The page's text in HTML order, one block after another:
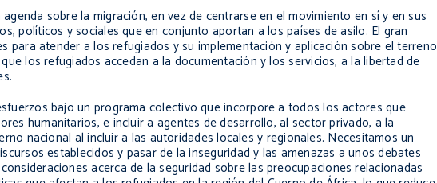
sobre la migración, en vez de centrarse en el movimiento en sí y en sus
políticos y sociales que en conjunto aportan a los países de asilo. El gran
para atender a los refugiados y su implementación y aplicación sobre el terreno
los refugiados accedan a la documentación y los servicios, a la libertad de
bajo un programa colectivo que incorpore a todos los actores que
humanitarios, e incluir a agentes de desarrollo, al sector privado, a la
nacional al incluir a las autoridades locales y regionales. Necesitamos un
establecidos y pasar de la inseguridad y las amenazas a unos debates
acerca de la seguridad sobre las preocupaciones relacionadas